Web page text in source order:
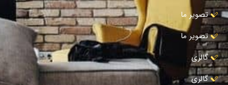
تصویر ما
تصویر ما
گالری
گالری